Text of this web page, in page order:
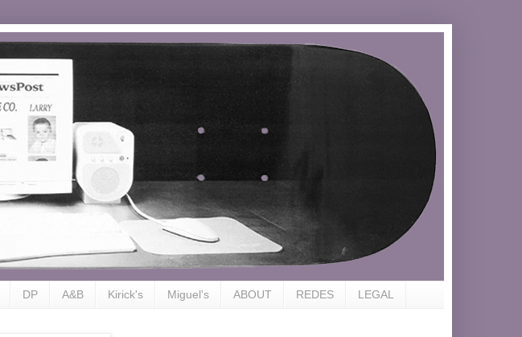
DP A&B Kirick's Miguel's ABOUT REDES LEGAL